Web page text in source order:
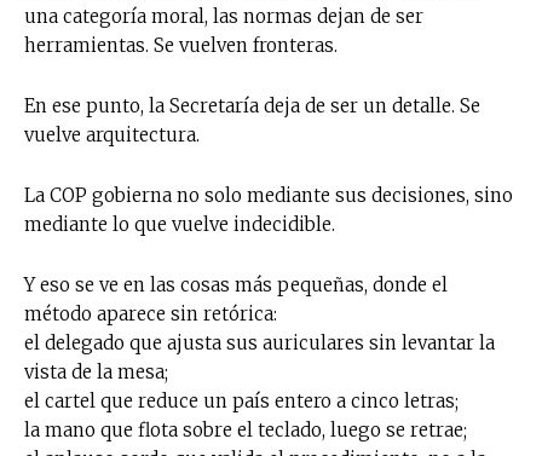
una categoría moral, las normas dejan de ser
herramientas. Se vuelven fronteras.
En ese punto, la Secretaría deja de ser un detalle. Se
vuelve arquitectura.
La COP gobierna no solo mediante sus decisiones, sino
mediante lo que vuelve indecidible.
Y eso se ve en las cosas más pequeñas, donde el
método aparece sin retórica:
el delegado que ajusta sus auriculares sin levantar la
vista de la mesa;
el cartel que reduce un país entero a cinco letras;
la mano que flota sobre el teclado, luego se retrae;